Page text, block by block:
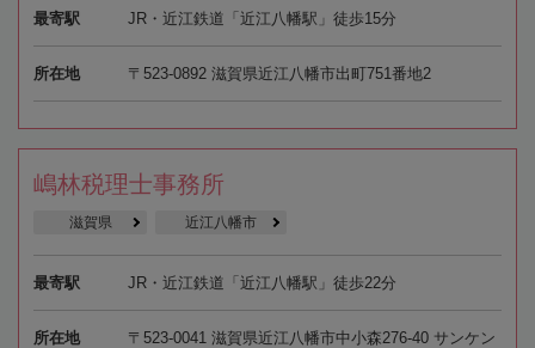
最寄駅 JR・近江鉄道「近江八幡駅」徒歩15分
所在地 〒523-0892 滋賀県近江八幡市出町751番地2
嶋林税理士事務所
滋賀県 近江八幡市
最寄駅 JR・近江鉄道「近江八幡駅」徒歩22分
所在地
〒523-0041 滋賀県近江八幡市中小森276-40 サンケン